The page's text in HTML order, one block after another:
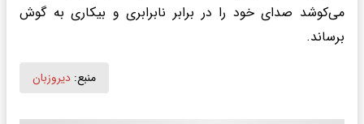
می‌کوشد صدای خود را در برابر نابرابری و بیکاری به گوش
برساند.
منبع: دیروزبان